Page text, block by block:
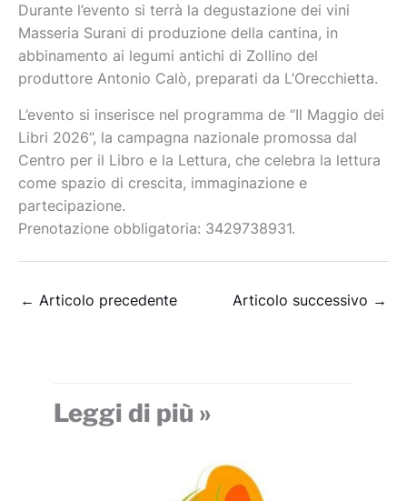
Durante l’evento si terrà la degustazione dei vini
Masseria Surani di produzione della cantina, in
abbinamento ai legumi antichi di Zollino del
produttore Antonio Calò, preparati da L’Orecchietta.
L’evento si inserisce nel programma de “Il Maggio dei
Libri 2026”, la campagna nazionale promossa dal
Centro per il Libro e la Lettura, che celebra la lettura
come spazio di crescita, immaginazione e
partecipazione.
Prenotazione obbligatoria: 3429738931.
← Articolo precedente Articolo successivo →
Leggi di più »